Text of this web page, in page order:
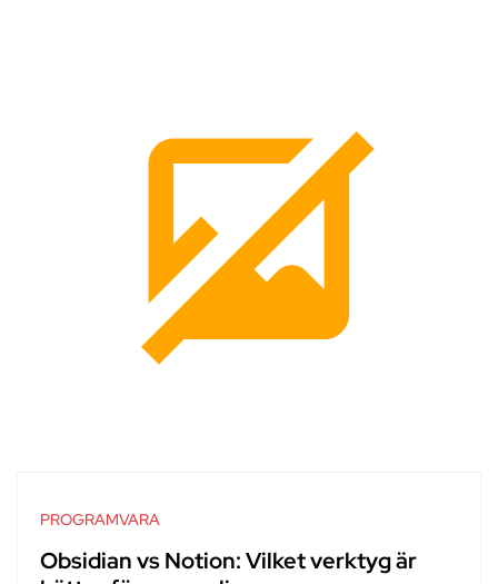
PROGRAMVARA
Obsidian vs Notion: Vilket verktyg är